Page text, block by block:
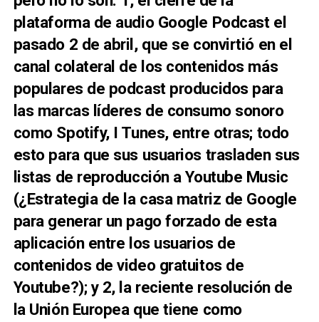
plataforma de audio Google Podcast el
pasado 2 de abril, que se convirtió en el
canal colateral de los contenidos más
populares de podcast producidos para
las marcas líderes de consumo sonoro
como Spotify, I Tunes, entre otras; todo
esto para que sus usuarios trasladen sus
listas de reproducción a Youtube Music
(¿Estrategia de la casa matriz de Google
para generar un pago forzado de esta
aplicación entre los usuarios de
contenidos de video gratuitos de
Youtube?); y 2, la reciente resolución de
la Unión Europea que tiene como